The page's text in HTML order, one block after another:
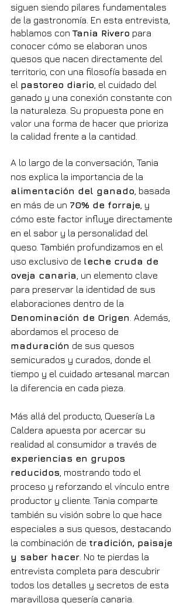
siguen siendo pilares fundamentales
de la gastronomía. En esta entrevista,
hablamos con Tania Rivero para
conocer cómo se elaboran unos
quesos que nacen directamente del
territorio, con una filosofía basada en
el pastoreo diario , el cuidado del
ganado y una conexión constante con
la naturaleza. Su propuesta pone en
valor una forma de hacer que prioriza
la calidad frente a la cantidad.
A lo largo de la conversación, Tania
nos explica la importancia de la
alimentación del ganado , basada
en más de un 70% de forraje , y
cómo este factor influye directamente
en el sabor y la personalidad del
queso. También profundizamos en el
uso exclusivo de leche cruda de
oveja canaria , un elemento clave
para preservar la identidad de sus
elaboraciones dentro de la
Denominación de Origen . Además,
abordamos el proceso de
maduración de sus quesos
semicurados y curados, donde el
tiempo y el cuidado artesanal marcan
la diferencia en cada pieza.
Más allá del producto, Quesería La
Caldera apuesta por acercar su
realidad al consumidor a través de
experiencias en grupos
reducidos , mostrando todo el
proceso y reforzando el vínculo entre
productor y cliente. Tania comparte
también su visión sobre lo que hace
especiales a sus quesos, destacando
la combinación de tradición, paisaje
y saber hacer . No te pierdas la
entrevista completa para descubrir
todos los detalles y secretos de esta
maravillosa quesería canaria.